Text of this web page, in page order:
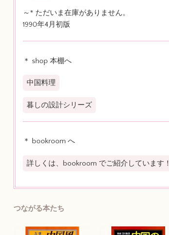
～* ただいま在庫がありません。
1990年4月初版
＊ shop 本棚へ
中国料理
暮しの設計シリーズ
＊ bookroom へ
詳しくは、bookroom でご紹介しています！
つながる本たち